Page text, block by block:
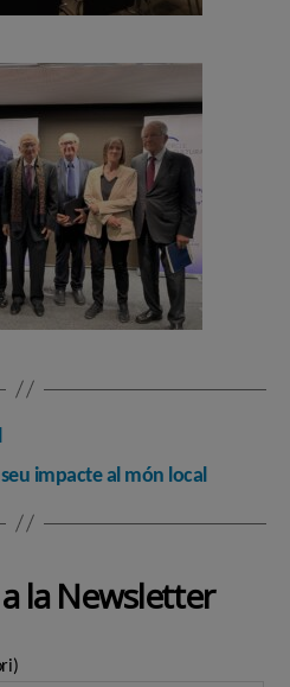
impacte al món local
la Newsletter